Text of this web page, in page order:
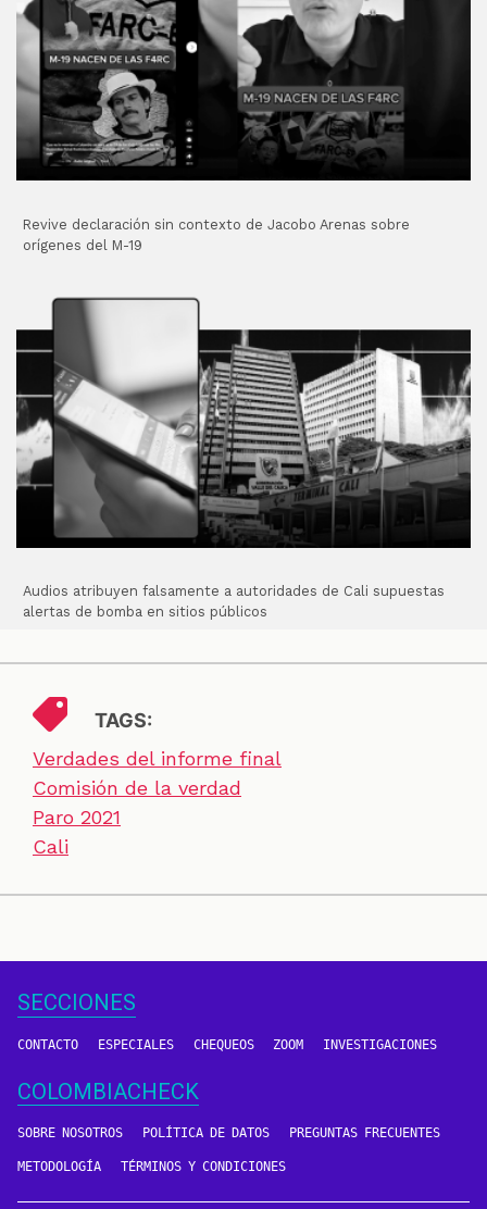
Revive declaración sin contexto de Jacobo Arenas sobre
orígenes del M-19
Audios atribuyen falsamente a autoridades de Cali supuestas
alertas de bomba en sitios públicos
TAGS:
Verdades del informe final
Comisión de la verdad
Paro 2021
Cali
SECCIONES
CONTACTO ESPECIALES CHEQUEOS ZOOM INVESTIGACIONES
COLOMBIACHECK
SOBRE NOSOTROS POLÍTICA DE DATOS PREGUNTAS FRECUENTES
METODOLOGÍA TÉRMINOS Y CONDICIONES